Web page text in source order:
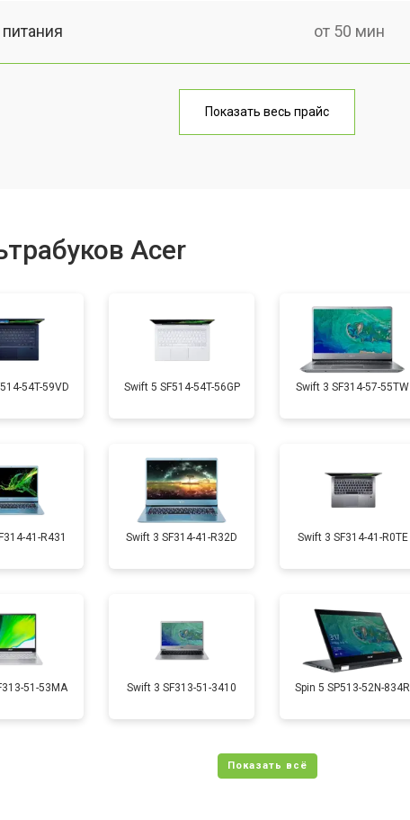
от 50 мин
от 70 мин
от 60 мин
от 50 мин
от 50 мин
от 110 мин
от 60 мин
Показать весь прайс
Acer
54T-59VD Swift 5 SF514-54T-56GP Swift 3 SF314-57-55TW
41-R431 Swift 3 SF314-41-R32D Swift 3 SF314-41-R0TE
51-53MA Swift 3 SF313-51-3410 Spin 5 SP513-52N-834R